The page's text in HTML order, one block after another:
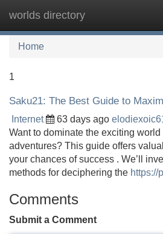
worlds directory
Home
1
Saku21: The Best Guide to
Internet 63 days ago
Want to dominate the exciting
adventures? This guide offers
your chances of success . We’ll
methods for deciphering the https://
Comments
Submit a Comment